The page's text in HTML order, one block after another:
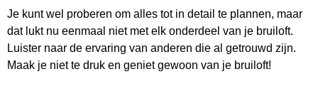
Je kunt wel proberen om alles tot in detail te plannen, maar
dat lukt nu eenmaal niet met elk onderdeel van je bruiloft.
Luister naar de ervaring van anderen die al getrouwd zijn.
Maak je niet te druk en geniet gewoon van je bruiloft!